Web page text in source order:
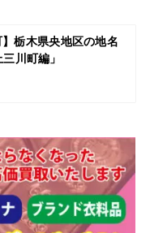
】栃木県央地区の地名
川町編」